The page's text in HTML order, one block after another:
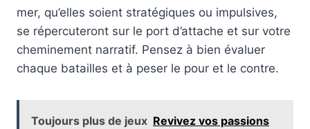
mer, qu’elles soient stratégiques ou impulsives,
se répercuteront sur le port d’attache et sur votre
cheminement narratif. Pensez à bien évaluer
chaque batailles et à peser le pour et le contre.
Toujours plus de jeux Revivez vos passions